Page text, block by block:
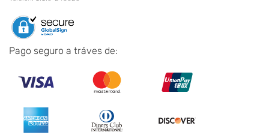
Pago seguro a tráves de: